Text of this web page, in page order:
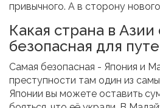
привычного. А в сторону
Какая страна в Азии
безопасная для
Самая безопасная - Япония и
преступности там один из
Японии вы можете оставить